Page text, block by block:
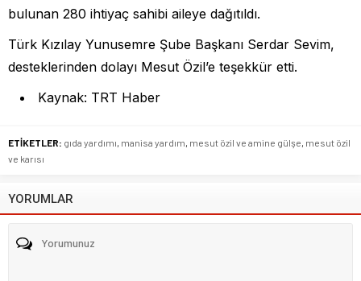
bulunan 280 ihtiyaç sahibi aileye dağıtıldı.
Türk Kızılay Yunusemre Şube Başkanı Serdar Sevim,
desteklerinden dolayı Mesut Özil’e teşekkür etti.
Kaynak: TRT Haber
ETİKETLER: gıda yardımı manisa yardım mesut özil ve amine gülşe mesut özil
ve karısı
YORUMLAR